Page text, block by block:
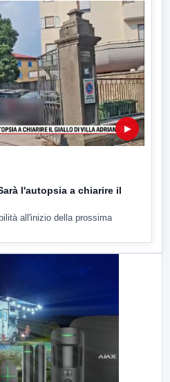
▶
l'autopsia a chiarire il
all'inizio della prossima